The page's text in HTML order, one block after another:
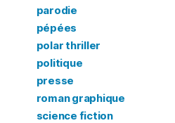
parodie
pépées
polar thriller
politique
presse
roman graphique
science fiction